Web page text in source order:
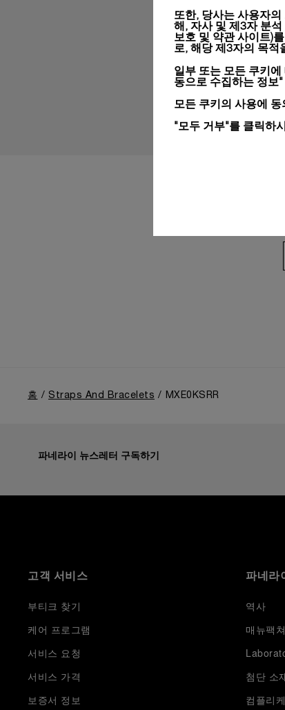
홈 Straps And Bracelets MXE0KSRR
파네라이 뉴스레터 구독하기
고객 서비스
부티크 찾기
케어 프로그램
서비스 요청
서비스 가격
보증서 정보
파네라
역사
매뉴팩쳐
첨단 소
컴플리
또한, 당사는 사용자
해, 자사 및 제3자 분
보호 및 약관 사이트)
로, 해당 제3자의 목적
일부 또는 모든 쿠키
동으로 수집하는 정보
모든 쿠키의 사용에
"모두 거부"를 클릭하